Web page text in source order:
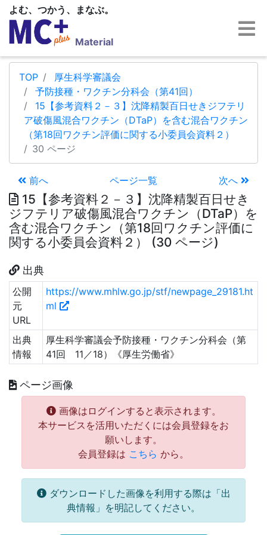
よむ、つかう、まなぶ。
Material
TOP
厚生科学審議会
予防接種・ワクチン分科会（第41回）
15【参考資料２－３】沈降精製百日せきジフテリ
ア破傷風混合ワクチン（DTaP）を含む混合ワクチン
（第18回ワクチン評価に関する小委員会資料２）
30 ページ
前へ ページ一覧 次へ
15【参考資料２－３】沈降精製百日せき
ジフテリア破傷風混合ワクチン（DTaP）を
含む混合ワクチン（第18回ワクチン評価に
関する小委員会資料２） (30 ページ)
出典
公開
元
URL
https://www.mhlw.go.jp/stf/newpage_29181.ht
ml
出典
情報
厚生科学審議会予防接種・ワクチン分科会（第
41回 11／18）《厚生労働省》
ページ画像
画像はログインすると表示されます。
本サービスを活用いただくには会員登録をお
願いします。
会員登録は こちら から。
ダウンロードした画像を利用する際は「出
典情報」を明記してください。